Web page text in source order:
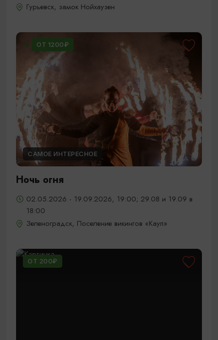
Гурьевск, замок Нойхаузен
ОТ 1200₽
САМОЕ ИНТЕРЕСНОЕ
Ночь огня
02.05.2026 - 19.09.2026, 19:00; 29.08 и 19.09 в
18:00
Зеленоградск, Поселение викингов «Кауп»
ОТ 200₽